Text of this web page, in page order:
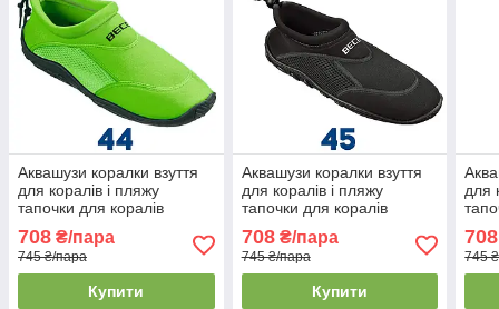
Аквашузи коралки взуття
для коралів і пляжу
тапочки для коралів
зелені (44р.)
708 ₴/пара
745 ₴/пара
Купити
Аквашузи коралки взуття
для коралів і пляжу
тапочки для коралів
чорні (45р.)
708₴/пара
745 ₴/пара
Купити
для
708
745